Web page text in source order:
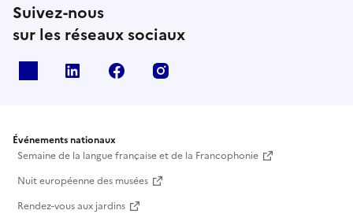
Suivez-nous
sur les réseaux sociaux
Linkedin Facebook
Événements nationaux
Semaine de la langue française et de la Francophonie
Nuit européenne des musées
Rendez-vous aux jardins